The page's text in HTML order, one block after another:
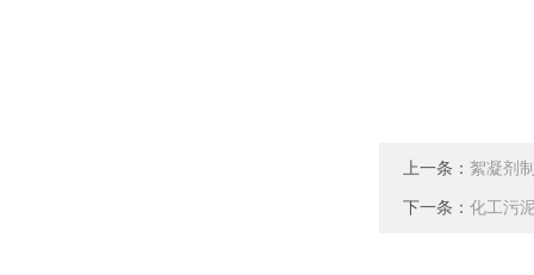
上一条： 絮凝剂
下一条： 化工污